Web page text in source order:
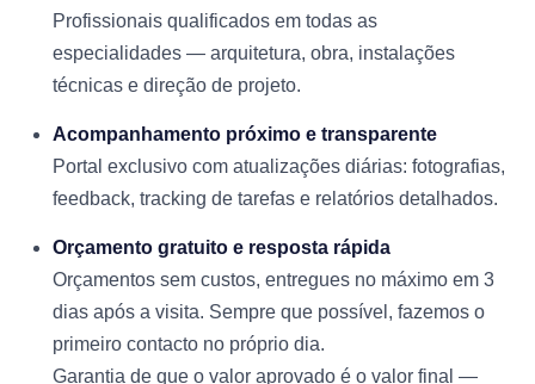
Profissionais qualificados em todas as
especialidades — arquitetura, obra, instalações
técnicas e direção de projeto.
Acompanhamento próximo e transparente
Portal exclusivo com atualizações diárias: fotografias,
feedback, tracking de tarefas e relatórios detalhados.
Orçamento gratuito e resposta rápida
Orçamentos sem custos, entregues no máximo em 3
dias após a visita. Sempre que possível, fazemos o
primeiro contacto no próprio dia.
Garantia de que o valor aprovado é o valor final —